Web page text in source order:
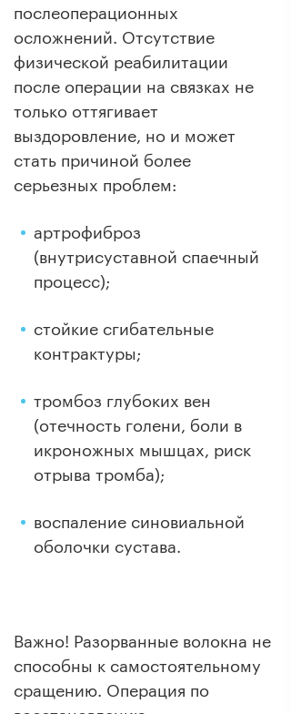
послеоперационных
осложнений. Отсутствие
физической реабилитации
после операции на связках не
только оттягивает
выздоровление, но и может
стать причиной более
серьезных проблем:
артрофиброз
(внутрисуставной спаечный
процесс);
стойкие сгибательные
контрактуры;
тромбоз глубоких вен
(отечность голени, боли в
икроножных мышцах, риск
отрыва тромба);
воспаление синовиальной
оболочки сустава.
Важно! Разорванные волокна не
способны к самостоятельному
сращению. Операция по